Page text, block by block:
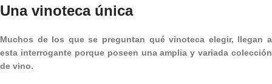
Una vinoteca única
Muchos de los que se preguntan qué vinoteca elegir, llegan a
esta interrogante porque poseen una amplia y variada colección
de vino.